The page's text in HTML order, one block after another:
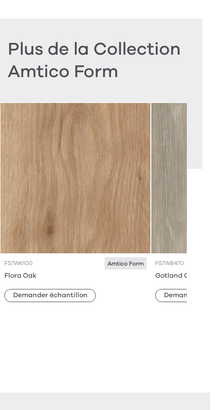
Plus de la Collection
Amtico Form
FS7W6100 Amtico Form
Flora Oak
Demander échantillon
FS7W8470
Gotland Oak
Demander